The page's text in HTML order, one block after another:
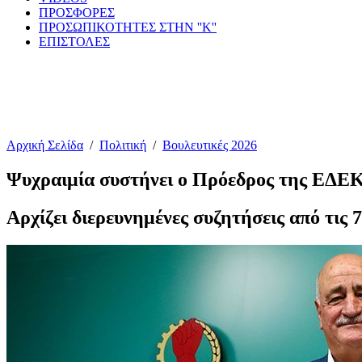
ΠΡΟΣΦΟΡΕΣ
ΠΡΟΣΩΠΙΚΟΤΗΤΕΣ ΣΤΗΝ ''Κ''
ΕΠΙΣΤΟΛΕΣ
Αρχική Σελίδα / Πολιτική / Βουλευτικές 2026
Ψυχραιμία συστήνει ο Πρόεδρος της
Αρχίζει διερευνημένες συζητήσεις από τις